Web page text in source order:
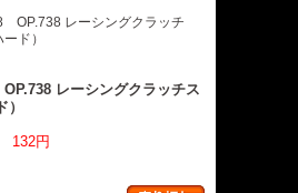
レーシングクラッチス
132円